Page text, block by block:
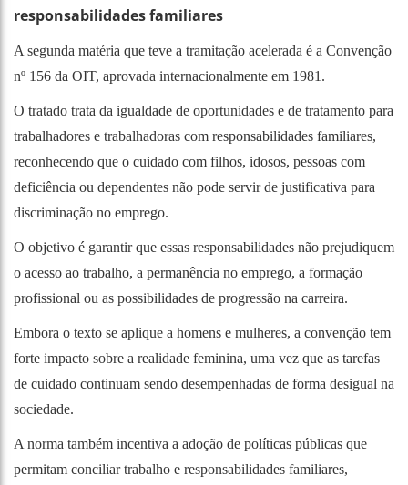
responsabilidades familiares
A segunda matéria que teve a tramitação acelerada é a Convenção
nº 156 da OIT, aprovada internacionalmente em 1981.
O tratado trata da igualdade de oportunidades e de tratamento para
trabalhadores e trabalhadoras com responsabilidades familiares,
reconhecendo que o cuidado com filhos, idosos, pessoas com
deficiência ou dependentes não pode servir de justificativa para
discriminação no emprego.
O objetivo é garantir que essas responsabilidades não prejudiquem
o acesso ao trabalho, a permanência no emprego, a formação
profissional ou as possibilidades de progressão na carreira.
Embora o texto se aplique a homens e mulheres, a convenção tem
forte impacto sobre a realidade feminina, uma vez que as tarefas
de cuidado continuam sendo desempenhadas de forma desigual na
sociedade.
A norma também incentiva a adoção de políticas públicas que
permitam conciliar trabalho e responsabilidades familiares,